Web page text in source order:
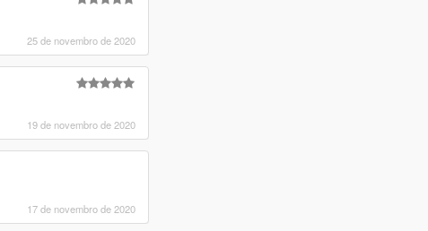
25 de novembro de 2020
19 de novembro de 2020
17 de novembro de 2020